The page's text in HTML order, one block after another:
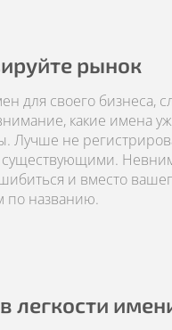
рынок
для своего бизнеса,
какие имена
Лучше не
существующими.
и вместо
по названию.
легкости